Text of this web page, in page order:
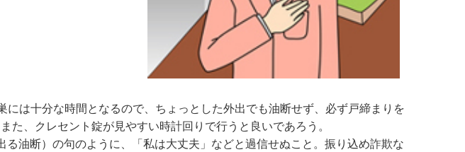
は十分な時間となるので、ちょっとした外出でも油断せず、必ず戸締まりを
、クレセント錠が見やすい時計回りで行うと良いであろう。
断）の句のように、「私は大丈夫」などと過信せぬこと。振り込め詐欺な